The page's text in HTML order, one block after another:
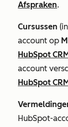
Afspraken.
Cursussen
account op
HubSpot CRM
account
HubSpot CRM
HubSpot-